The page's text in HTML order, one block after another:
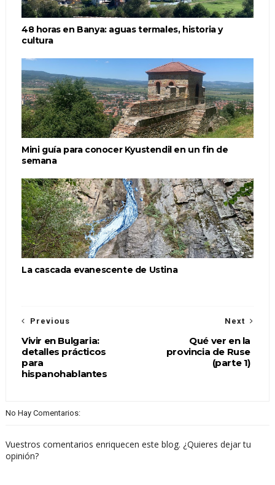
48 horas en Banya: aguas termales, historia y
cultura
Mini guía para conocer Kyustendil en un fin de
semana
La cascada evanescente de Ustina
Next
Qué ver en la
provincia de Ruse
(parte 1)
Previous
Vivir en Bulgaria:
detalles prácticos
para
hispanohablantes
No Hay Comentarios:
Vuestros comentarios enriquecen este blog. ¿Quieres dejar tu
opinión?